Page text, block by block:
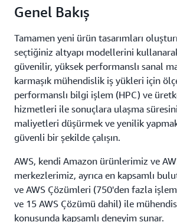
Genel Bakış
Tamamen yeni ürün tasarımları
seçtiğiniz altyapı modellerini
güvenilir, yüksek performanslı sanal
karmaşık mühendislik iş yükleri için
performanslı bilgi işlem (HPC) ve
hizmetleri ile sonuçlara ulaşma
maliyetleri düşürmek ve yenilik
güvenli bir şekilde çalışın.
AWS, kendi Amazon ürünlerimiz ve
merkezlerimiz, ayrıca en kapsamlı
ve AWS Çözümleri (750'den fazla
ve 15 AWS Çözümü dahil) ile
konusunda kapsamlı deneyim sunar.